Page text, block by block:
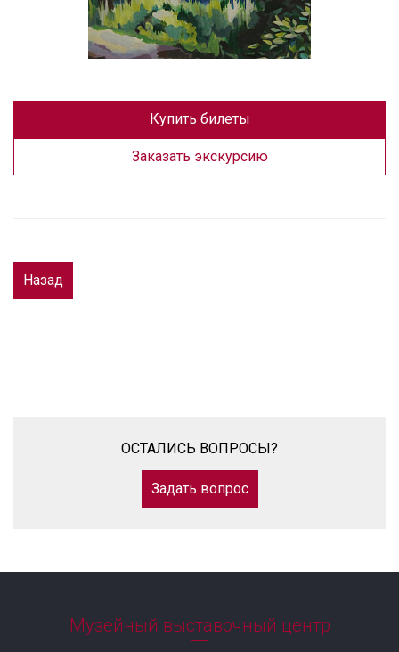
Купить билеты
Заказать экскурсию
Назад
ОСТАЛИСЬ ВОПРОСЫ?
Задать вопрос
Музейный выставочный центр